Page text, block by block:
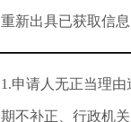
重新出具已获取信息
1.申请人无正当理由
期不补正、行政机关